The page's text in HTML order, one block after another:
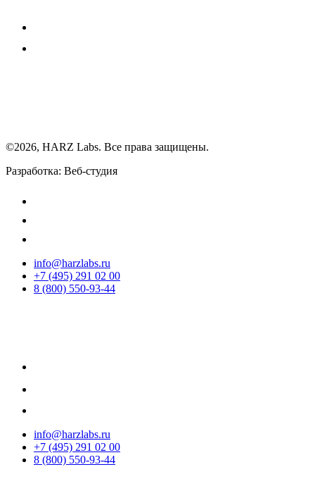
©2026, HARZ Labs. Все права защищены.
Разработка: Веб-студия
info@harzlabs.ru
+7 (495) 291 02 00
8 (800) 550-93-44
info@harzlabs.ru
+7 (495) 291 02 00
8 (800) 550-93-44